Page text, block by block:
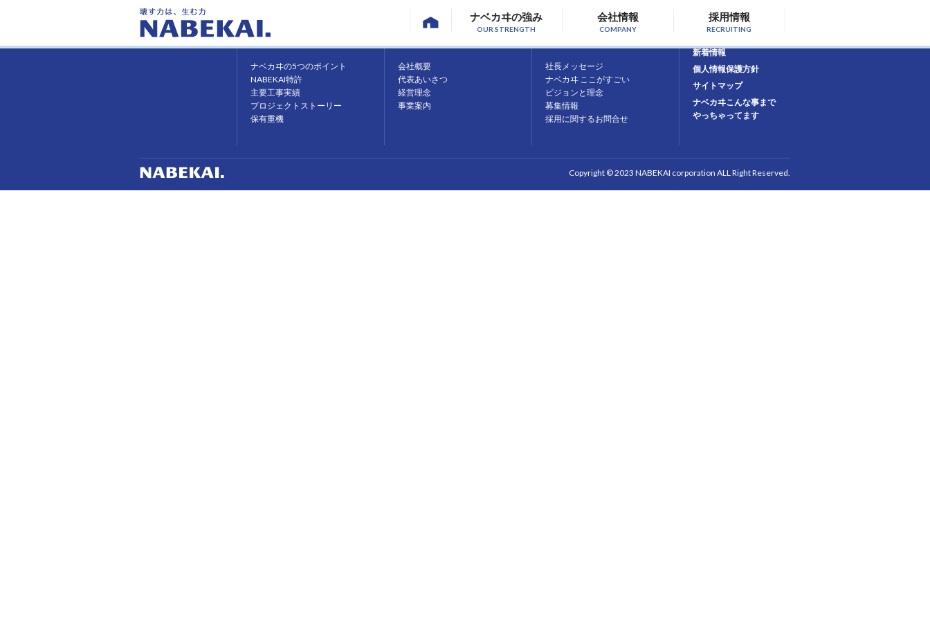
ナベカヰの強み
OUR STRENGTH
会社情報
COMPANY
採用情報
RECRUITING
ホーム ナベカヰの強み
ナベカヰの5つのポイント
NABEKAI特許
主要工事実績
プロジェクトストーリー
保有重機
会社概要
代表あいさつ
経営理念
事業案内
社長メッセージ
ナベカヰ ここがすごい
ビジョンと理念
募集情報
採用に関するお問合せ
新着情報
個人情報保護方針
サイトマップ
ナベカヰこんな事まで
やっちゃってます
Copyright © 2023 NABEKAI corporation ALL Right Reserved.